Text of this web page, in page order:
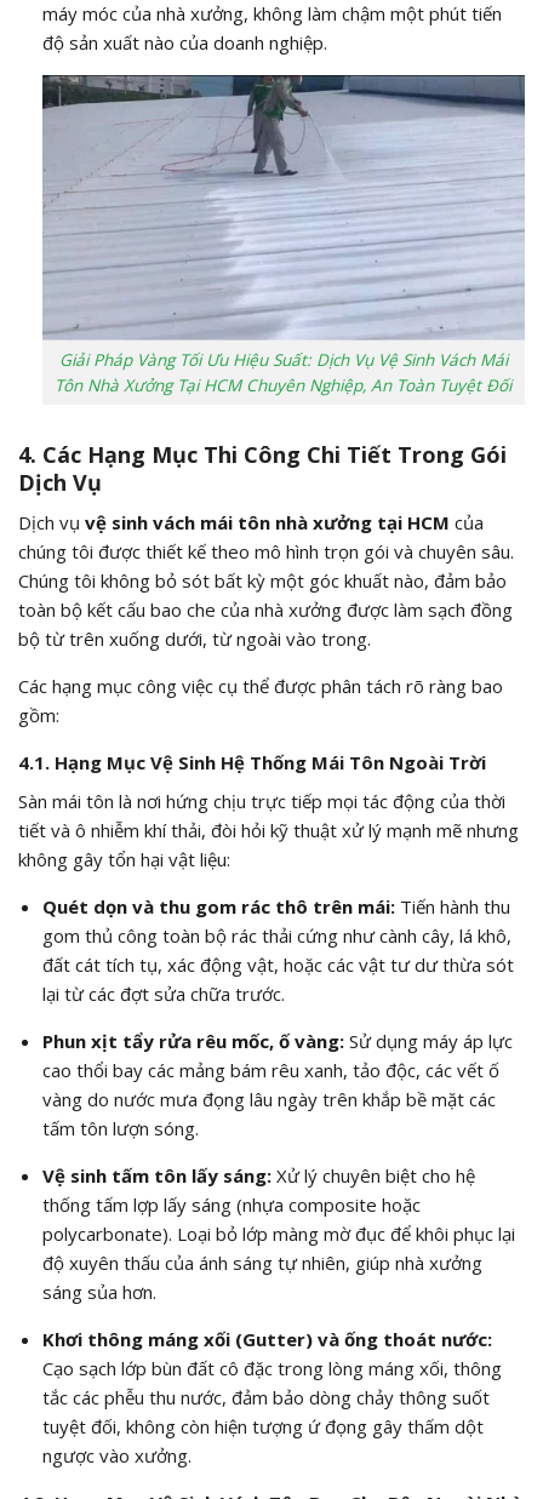
máy móc của nhà xưởng, không làm chậm một phút tiến
độ sản xuất nào của doanh nghiệp.
Giải Pháp Vàng Tối Ưu Hiệu Suất: Dịch Vụ Vệ Sinh Vách Mái
Tôn Nhà Xưởng Tại HCM Chuyên Nghiệp, An Toàn Tuyệt Đối
4. Các Hạng Mục Thi Công Chi Tiết Trong Gói
Dịch Vụ
Dịch vụ vệ sinh vách mái tôn nhà xưởng tại HCM của
chúng tôi được thiết kế theo mô hình trọn gói và chuyên sâu.
Chúng tôi không bỏ sót bất kỳ một góc khuất nào, đảm bảo
toàn bộ kết cấu bao che của nhà xưởng được làm sạch đồng
bộ từ trên xuống dưới, từ ngoài vào trong.
Các hạng mục công việc cụ thể được phân tách rõ ràng bao
gồm:
4.1. Hạng Mục Vệ Sinh Hệ Thống Mái Tôn Ngoài Trời
Sàn mái tôn là nơi hứng chịu trực tiếp mọi tác động của thời
tiết và ô nhiễm khí thải, đòi hỏi kỹ thuật xử lý mạnh mẽ nhưng
không gây tổn hại vật liệu:
Quét dọn và thu gom rác thô trên mái:Tiến hành thu
gom thủ công toàn bộ rác thải cứng như cành cây, lá khô,
đất cát tích tụ, xác động vật, hoặc các vật tư dư thừa sót
lại từ các đợt sửa chữa trước.
Phun xịt tẩy rửa rêu mốc, ố vàng:Sử dụng máy áp lực
cao thổi bay các mảng bám rêu xanh, tảo độc, các vết ố
vàng do nước mưa đọng lâu ngày trên khắp bề mặt các
tấm tôn lượn sóng.
Vệ sinh tấm tôn lấy sáng:Xử lý chuyên biệt cho hệ
thống tấm lợp lấy sáng (nhựa composite hoặc
polycarbonate). Loại bỏ lớp màng mờ đục để khôi phục lại
độ xuyên thấu của ánh sáng tự nhiên, giúp nhà xưởng
sáng sủa hơn.
Khơi thông máng xối (Gutter) và ống thoát nước:
Cạo sạch lớp bùn đất cô đặc trong lòng máng xối, thông
tắc các phễu thu nước, đảm bảo dòng chảy thông suốt
tuyệt đối, không còn hiện tượng ứ đọng gây thấm dột
ngược vào xưởng.